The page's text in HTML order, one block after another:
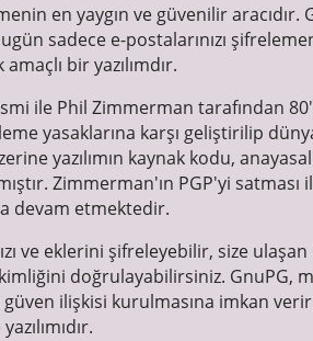
en yaygın ve güvenilir aracıdır.
sadece e-postalarınızı
bir yazılımdır.
ile Phil Zimmerman tarafından
yasaklarına karşı geliştirilip
yazılımın kaynak kodu,
Zimmerman'ın PGP'yi
devam etmektedir.
ve eklerini şifreleyebilir, size
doğrulayabilirsiniz. GnuPG,
ilişkisi kurulmasına imkan